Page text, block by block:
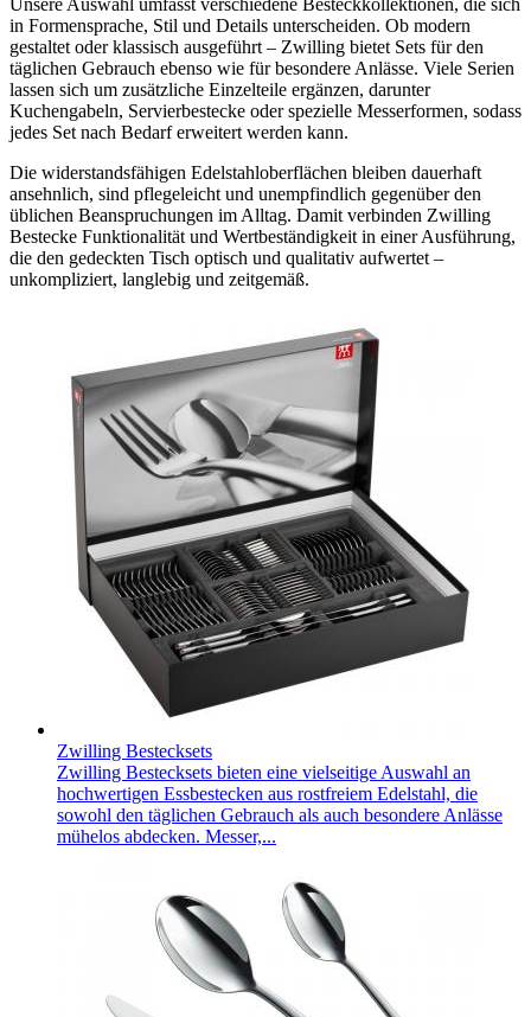
in Formensprache, Stil und Details unterscheiden. Ob modern
gestaltet oder klassisch ausgeführt – Zwilling bietet Sets für den
täglichen Gebrauch ebenso wie für besondere Anlässe. Viele Serien
lassen sich um zusätzliche Einzelteile ergänzen, darunter
Kuchengabeln, Servierbestecke oder spezielle Messerformen, sodass
jedes Set nach Bedarf erweitert werden kann.
Die widerstandsfähigen Edelstahloberflächen bleiben dauerhaft
ansehnlich, sind pflegeleicht und unempfindlich gegenüber den
üblichen Beanspruchungen im Alltag. Damit verbinden Zwilling
Bestecke Funktionalität und Wertbeständigkeit in einer Ausführung,
die den gedeckten Tisch optisch und qualitativ aufwertet –
unkompliziert, langlebig und zeitgemäß.
Zwilling Bestecksets
Zwilling Bestecksets bieten eine vielseitige Auswahl an
hochwertigen Essbestecken aus rostfreiem Edelstahl, die
sowohl den täglichen Gebrauch als auch besondere Anlässe
mühelos abdecken. Messer,...